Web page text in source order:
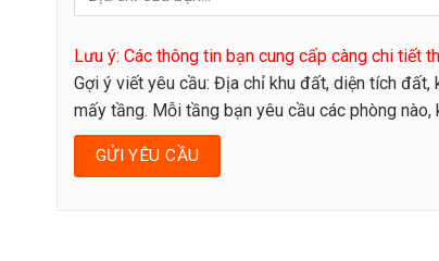
Lưu ý: Các thông tin bạn cung cấp càng chi tiết
Gợi ý viết yêu cầu: Địa chỉ khu đất, diện tích
mấy tầng. Mỗi tầng bạn yêu cầu các phòng nào,